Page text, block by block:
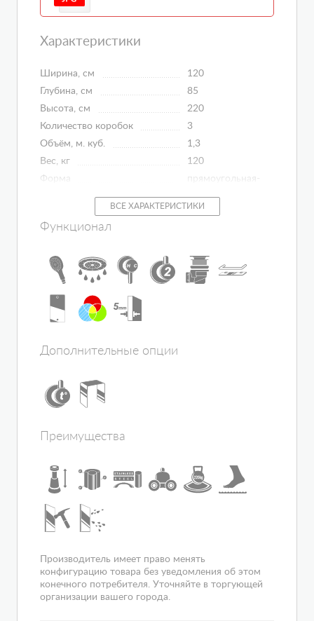
Характеристики
Ширина, см
120
Глубина, см
85
Высота, см
220
Количество коробок
3
Объём, м. куб.
1,3
Вес, кг
120
Форма
прямоугольная-
механическое
Исполнение полотна двери
Регулировка температуры
сауны/бани
нет
Материал ванны
Толщина полотна двери, мм
Электропитание, В
Конструкция дверей
Ориентация
Вход
спереди
ВСЕ ХАРАКТЕРИСТИКИ
Функционал
Дополнительные опции
Преимущества
Производитель имеет право менять
конфигурацию товара без уведомления об этом
конечного потребителя. Уточняйте в торгующей
организации вашего города.